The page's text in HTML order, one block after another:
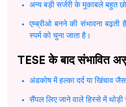
अन्य बड़ी सर्जरी के मुकाबले बहुत
एम्ब्रीओ बनने की संभावना
स्पर्म को चुना जाता है।
TESE के बाद संभावित
अंडकोष में हल्का दर्द या खिंचाव
सैंपल लिए जाने वाले हिस्से में